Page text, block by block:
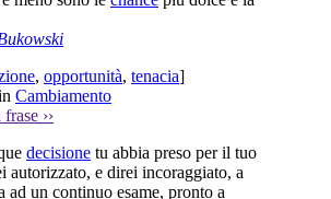
, opportunità, tenacia]
Cambiamento
frase ››
decisione tu abbia preso per il tuo
autorizzato, e direi incoraggiato, a
ad un continuo esame, pronto a